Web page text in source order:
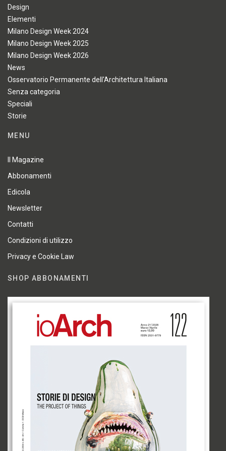
Design
Elementi
Milano Design Week 2024
Milano Design Week 2025
Milano Design Week 2026
News
Osservatorio Permanente dell'Architettura Italiana
Senza categoria
Speciali
Storie
MENU
Il Magazine
Abbonamenti
Edicola
Newsletter
Contatti
Condizioni di utilizzo
Privacy e Cookie Law
SHOP ABBONAMENTI